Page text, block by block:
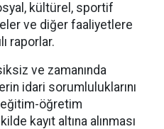
kültürel, sportif
ve diğer faaliyetlere
raporlar.
ve zamanında
idari sorumluluklarını
öğretim
kayıt altına alınması